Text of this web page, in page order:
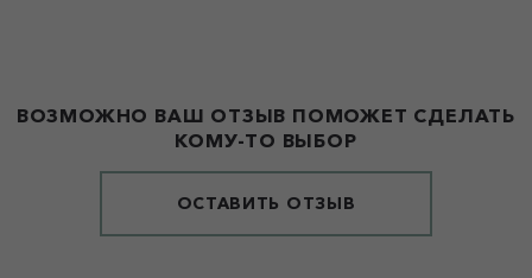
ВОЗМОЖНО ВАШ ОТЗЫВ ПОМОЖЕТ СДЕЛАТЬ
КОМУ-ТО ВЫБОР
ОСТАВИТЬ ОТЗЫВ